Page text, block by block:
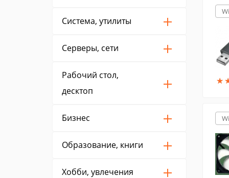
Система, утилиты
Серверы, сети
Рабочий стол,
десктоп
Бизнес
Образование, книги
Хобби, увлечения
★
★